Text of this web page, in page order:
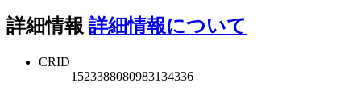
詳細情報 詳細情報について
CRID
1523388080983134336